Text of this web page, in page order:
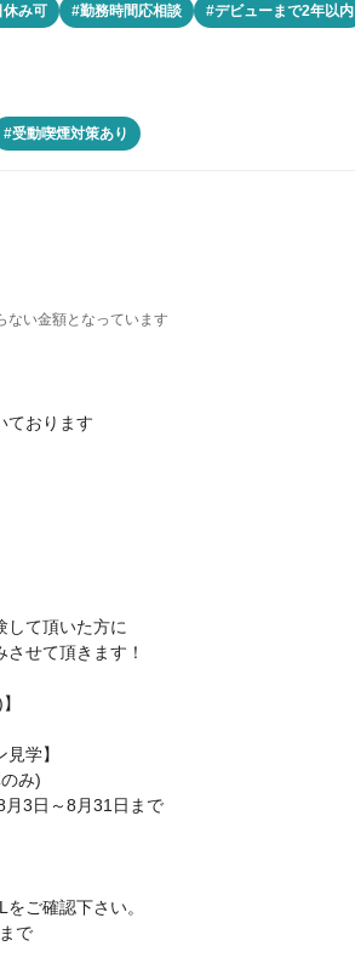
休み可 #勤務時間応相談 #デビューまで2年以内
#受動喫煙対策あり
い金額となっています
ております
して頂いた方に
せて頂きます！
学】
み)
3日～8月31日まで
ご確認下さい。
で